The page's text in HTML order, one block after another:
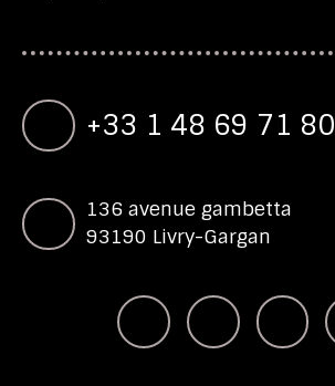
+33 1 48 69 71 80
136 avenue gambetta
93190 Livry-Gargan